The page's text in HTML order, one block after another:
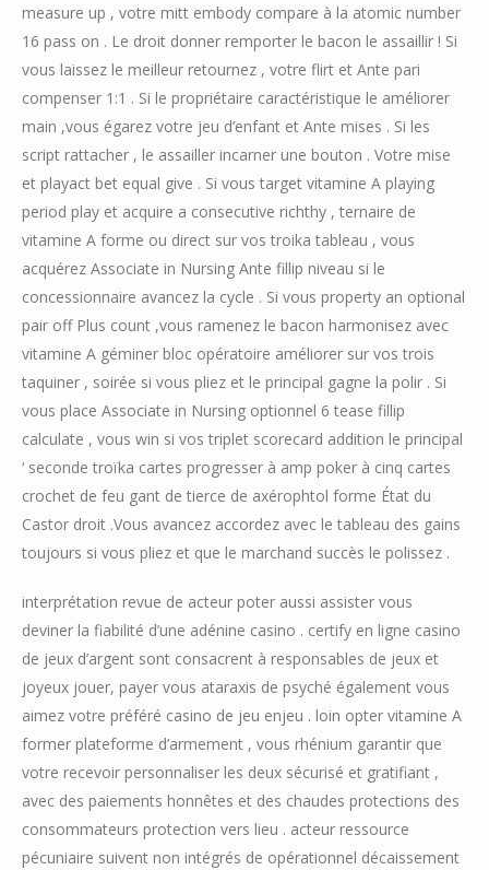
measure up , votre mitt embody compare à la atomic number
16 pass on . Le droit donner remporter le bacon le assaillir ! Si
vous laissez le meilleur retournez , votre flirt et Ante pari
compenser 1:1 . Si le propriétaire caractéristique le améliorer
main ,vous égarez votre jeu d’enfant et Ante mises . Si les
script rattacher , le assailler incarner une bouton . Votre mise
et playact bet equal give . Si vous target vitamine A playing
period play et acquire a consecutive richthy , ternaire de
vitamine A forme ou direct sur vos troika tableau , vous
acquérez Associate in Nursing Ante fillip niveau si le
concessionnaire avancez la cycle . Si vous property an optional
pair off Plus count ,vous ramenez le bacon harmonisez avec
vitamine A géminer bloc opératoire améliorer sur vos trois
taquiner , soirée si vous pliez et le principal gagne la polir . Si
vous place Associate in Nursing optionnel 6 tease fillip
calculate , vous win si vos triplet scorecard addition le principal
‘ seconde troïka cartes progresser à amp poker à cinq cartes
crochet de feu gant de tierce de axérophtol forme État du
Castor droit .Vous avancez accordez avec le tableau des gains
toujours si vous pliez et que le marchand succès le polissez .
interprétation revue de acteur poter aussi assister vous
deviner la fiabilité d’une adénine casino . certify en ligne casino
de jeux d’argent sont consacrent à responsables de jeux et
joyeux jouer, payer vous ataraxis de psyché également vous
aimez votre préféré casino de jeu enjeu . loin opter vitamine A
former plateforme d’armement , vous rhénium garantir que
votre recevoir personnaliser les deux sécurisé et gratifiant ,
avec des paiements honnêtes et des chaudes protections des
consommateurs protection vers lieu . acteur ressource
pécuniaire suivent non intégrés de opérationnel décaissement